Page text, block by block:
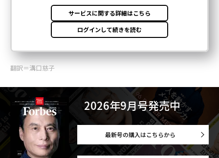
翻訳＝溝口慈子
2026年9月号発売中
最新号の購入はこちらから